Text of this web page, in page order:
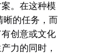
。在这种模
晰的任务，而
创意或文化
力的同时，